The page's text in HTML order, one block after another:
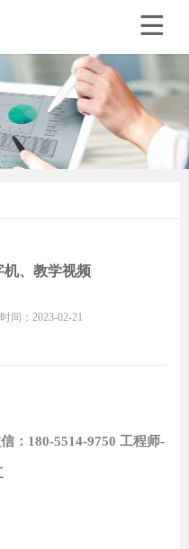

机、教学视频
间： 2023-02-21
：180-5514-9750 工程师-